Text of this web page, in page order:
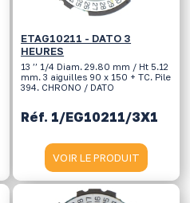
ETAG10211 - DATO 3
HEURES
13 ’’ 1/4 Diam. 29.80 mm / Ht 5.12
mm. 3 aiguilles 90 x 150 + TC. Pile
394. CHRONO / DATO
Réf. 1/EG10211/3X1
VOIR LE PRODUIT